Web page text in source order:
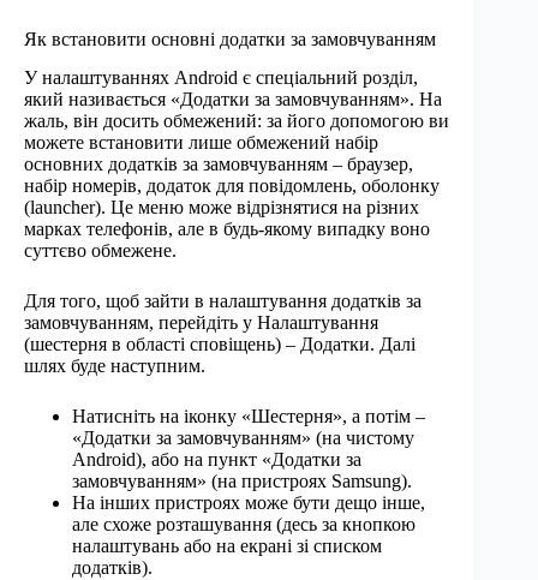
Як встановити основні додатки за замовчуванням
У налаштуваннях Android є спеціальний розділ,
який називається «Додатки за замовчуванням». На
жаль, він досить обмежений: за його допомогою ви
можете встановити лише обмежений набір
основних додатків за замовчуванням – браузер,
набір номерів, додаток для повідомлень, оболонку
(launcher). Це меню може відрізнятися на різних
марках телефонів, але в будь-якому випадку воно
суттєво обмежене.
Для того, щоб зайти в налаштування додатків за
замовчуванням, перейдіть у Налаштування
(шестерня в області сповіщень) – Додатки. Далі
шлях буде наступним.
Натисніть на іконку «Шестерня», а потім –
«Додатки за замовчуванням» (на чистому
Android), або на пункт «Додатки за
замовчуванням» (на пристроях Samsung).
На інших пристроях може бути дещо інше,
але схоже розташування (десь за кнопкою
налаштувань або на екрані зі списком
додатків).